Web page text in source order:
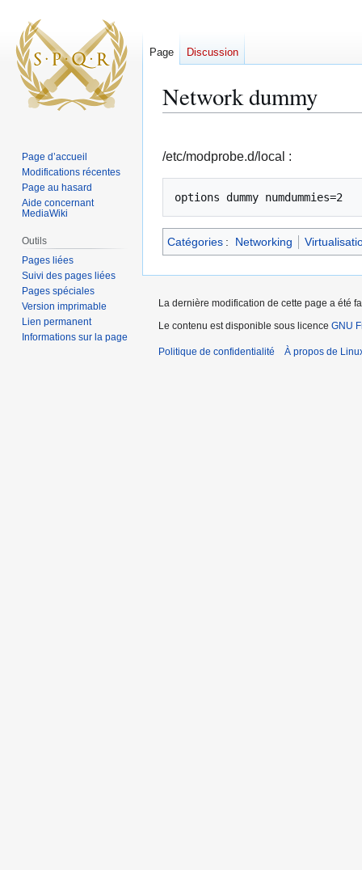
Network dummy
à
à
/etc/modprobe.d/local :
options dummy numdummies=2
Catégories : Networking
Page Discussion
Page d’accueil
Modifications récentes
Page au hasard
Aide concernant
MediaWiki
Outils
Pages liées
Suivi des pages liées
Pages spéciales
Version imprimable
Lien permanent
Informations sur la page
La dernière modification de cette page a été
Le contenu est disponible sous licence GNU
Politique de confidentialité À propos de